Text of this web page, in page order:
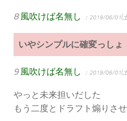
8 風吹けば名無し ：2019/06/01(
いやシンプルに確変っしょ
9 風吹けば名無し ：2019/06/01(
やっと未来担いだした
もう二度とドラフト煽りさ